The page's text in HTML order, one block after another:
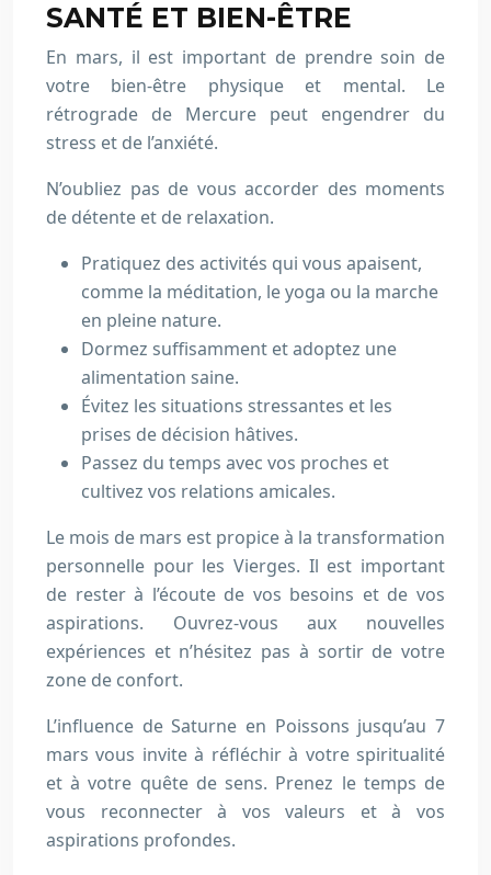
SANTÉ ET BIEN-ÊTRE
En mars, il est important de prendre soin de
votre bien-être physique et mental. Le
rétrograde de Mercure peut engendrer du
stress et de l’anxiété.
N’oubliez pas de vous accorder des moments
de détente et de relaxation.
Pratiquez des activités qui vous apaisent,
comme la méditation, le yoga ou la marche
en pleine nature.
Dormez suffisamment et adoptez une
alimentation saine.
Évitez les situations stressantes et les
prises de décision hâtives.
Passez du temps avec vos proches et
cultivez vos relations amicales.
Le mois de mars est propice à la transformation
personnelle pour les Vierges. Il est important
de rester à l’écoute de vos besoins et de vos
aspirations. Ouvrez-vous aux nouvelles
expériences et n’hésitez pas à sortir de votre
zone de confort.
L’influence de Saturne en Poissons jusqu’au 7
mars vous invite à réfléchir à votre spiritualité
et à votre quête de sens. Prenez le temps de
vous reconnecter à vos valeurs et à vos
aspirations profondes.